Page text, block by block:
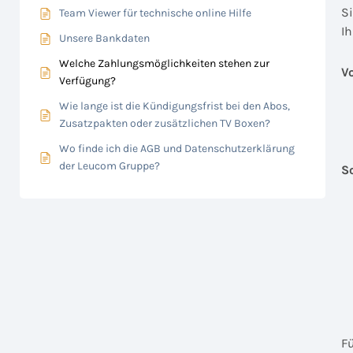
Team Viewer für technische online Hilfe
Unsere Bankdaten
Welche Zahlungsmöglichkeiten stehen zur
Verfügung?
Wie lange ist die Kündigungsfrist bei den Abos,
Zusatzpakten oder zusätzlichen TV Boxen?
Wo finde ich die AGB und Datenschutzerklärung
der Leucom Gruppe?